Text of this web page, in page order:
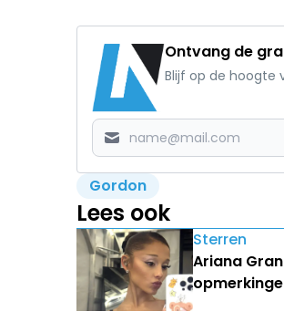
Ontvang de
Blijf op de hoogte
Gordon
Lees ook
Sterren
Ariana